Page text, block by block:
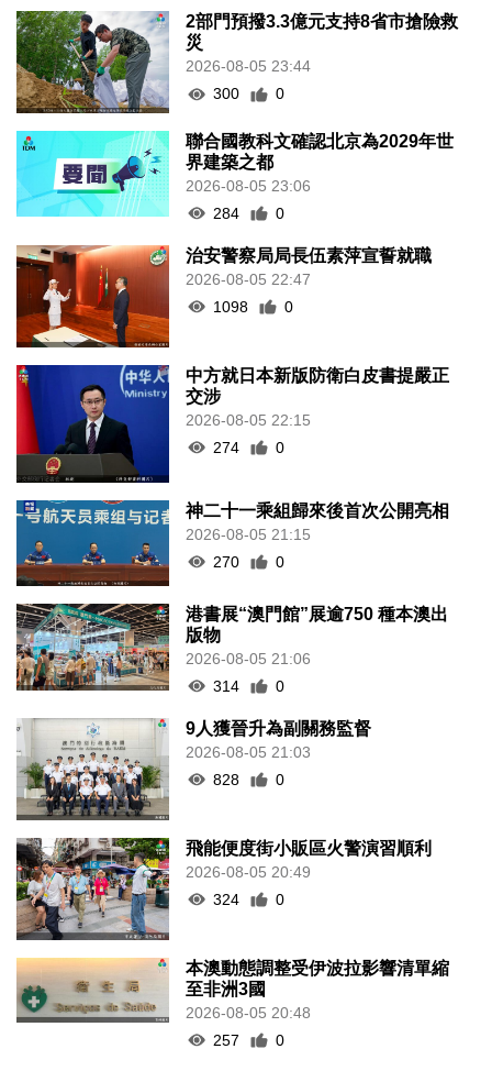
2部門預撥3.3億元支持8省市搶險救
災
2026-08-05 23:44
300
0
聯合國教科文確認北京為2029年世
界建築之都
2026-08-05 23:06
284
0
治安警察局局長伍素萍宣誓就職
2026-08-05 22:47
1098
0
中方就日本新版防衛白皮書提嚴正
交涉
2026-08-05 22:15
274
0
神二十一乘組歸來後首次公開亮相
2026-08-05 21:15
270
0
港書展“澳門館”展逾750 種本澳出
版物
2026-08-05 21:06
314
0
9人獲晉升為副關務監督
2026-08-05 21:03
828
0
飛能便度街小販區火警演習順利
2026-08-05 20:49
324
0
本澳動態調整受伊波拉影響清單縮
至非洲3國
2026-08-05 20:48
257
0